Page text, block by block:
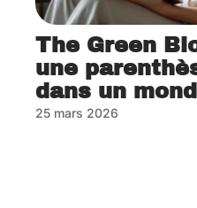
The Green
une
dans un
25 mars 2026